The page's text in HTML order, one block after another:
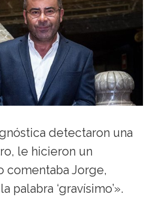
detectaron una
le hicieron un
comentaba Jorge,
palabra ‘gravísimo’».